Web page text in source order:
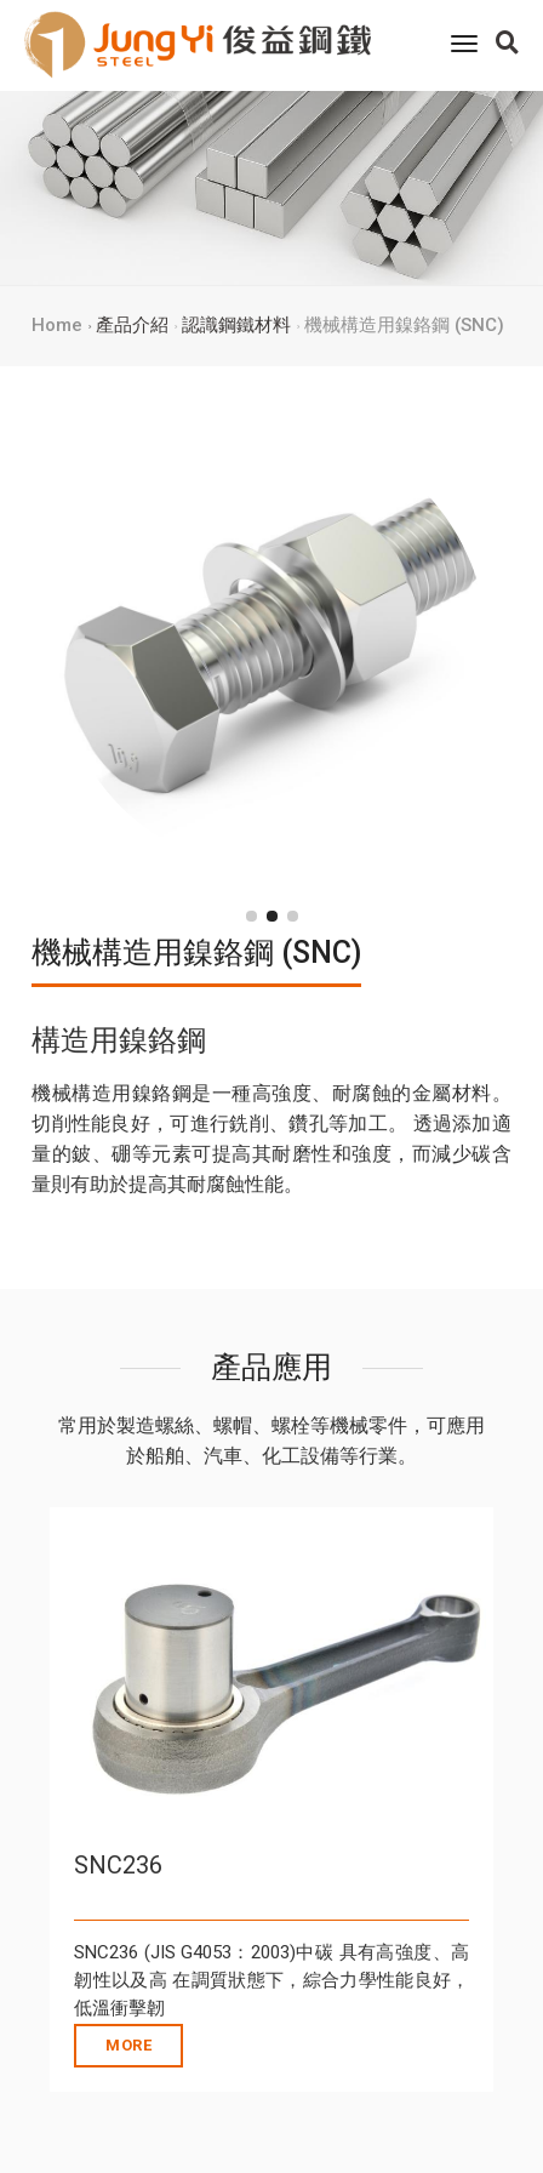
toggle
Home 產品介紹 認識鋼鐵材料 機械構造用鎳鉻鋼 (SNC)
機械構造用鎳鉻鋼 (SNC)
構造用鎳鉻鋼
機械構造用鎳鉻鋼是一種高強度、耐腐蝕的金屬材料。
切削性能良好，可進行銑削、鑽孔等加工。 透過添加適
量的鈹、硼等元素可提高其耐磨性和強度，而減少碳含
量則有助於提高其耐腐蝕性能。
產品應用
常用於製造螺絲、螺帽、螺栓等機械零件，可應用
於船舶、汽車、化工設備等行業。
SNC236
SNC236 (JIS G4053：2003)中碳 具有高強度、高
韌性以及高 在調質狀態下，綜合力學性能良好，
低溫衝擊韌
MORE